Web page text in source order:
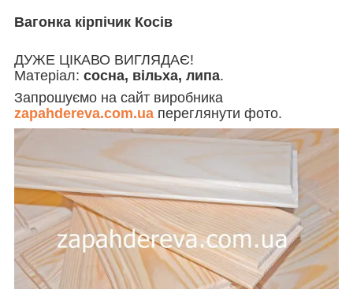
Вагонка кірпічик Косів
ДУЖЕ ЦІКАВО ВИГЛЯДАЄ!
Матеріал: сосна, вільха, липа.
Запрошуємо на сайт виробника
zapahdereva.com.ua переглянути фото.